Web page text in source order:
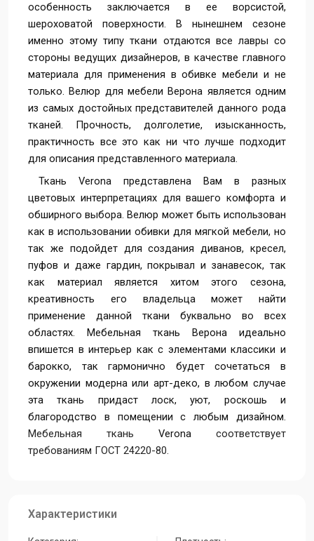
Verona-69-Cyklam
Verona-66-Antracite
Grey
Verona-63-Red Wine Verona-49-Terracotta Verona-45-Old Gold
Verona-38-Apple
Green
Verona-37-Denim
Blue
Verona-35-Yellow
Verona-34-White
Verona-27-Jeans
Verona-24-Sand
Verona-23-Red
Verona-02-Black Verona-01-White
Verona (Велюр)
DOMiART -
Мебельная ткань
Верона
особенность заключается в ее ворсистой,
шероховатой поверхности. В нынешнем сезоне
именно этому типу ткани отдаются все лавры со
стороны ведущих дизайнеров, в качестве главного
материала для применения в обивке мебели и не
только. Велюр для мебели Верона является одним
из самых достойных представителей данного рода
тканей. Прочность, долголетие, изысканность,
практичность все это как ни что лучше подходит
для описания представленного материала.
Ткань Verona представлена Вам в разных
цветовых интерпретациях для вашего комфорта и
обширного выбора. Велюр может быть использован
как в использовании обивки для мягкой мебели, но
так же подойдет для создания диванов, кресел,
пуфов и даже гардин, покрывал и занавесок, так
как материал является хитом этого сезона,
креативность его владельца может найти
применение данной ткани буквально во всех
областях. Мебельная ткань Верона идеально
впишется в интерьер как с элементами классики и
барокко, так гармонично будет сочетаться в
окружении модерна или арт-деко, в любом случае
эта ткань придаст лоск, уют, роскошь и
благородство в помещении с любым дизайном.
Мебельная ткань Verona соответствует
требованиям ГОСТ 24220-80.
Характеристики